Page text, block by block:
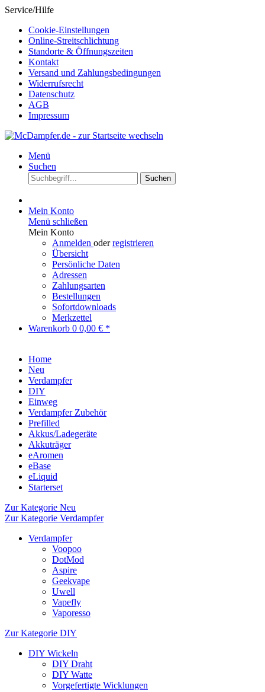
Service/Hilfe
Cookie-Einstellungen
Online-Streitschlichtung
Standorte & Öffnungszeiten
Kontakt
Versand und Zahlungsbedingungen
Widerrufsrecht
Datenschutz
AGB
Impressum
Menü
Suchen
Suchen
Mein Konto
Menü schließen
Mein Konto
Anmelden oderregistrieren
Übersicht
Persönliche Daten
Adressen
Zahlungsarten
Bestellungen
Sofortdownloads
Merkzettel
Warenkorb 0 0,00 € *
Home
Neu
Verdampfer
DIY
Einweg
Verdampfer Zubehör
Prefilled
Akkus/Ladegeräte
Akkuträger
eAromen
eBase
eLiquid
Starterset
Zur Kategorie Neu
Zur Kategorie Verdampfer
Verdampfer
Voopoo
DotMod
Aspire
Geekvape
Uwell
Vapefly
Vaporesso
Zur Kategorie DIY
DIY Wickeln
DIY Draht
DIY Watte
Vorgefertigte Wicklungen